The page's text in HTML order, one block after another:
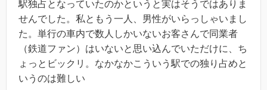
駅独占となっていたのかというと実はそうではありま
せんでした。私ともう一人、男性がいらっしゃいまし
た。単行の車内で数人しかいないお客さんで同業者
（鉄道ファン）はいないと思い込んでいただけに、ち
ょっとビックリ。なかなかこういう駅での独り占めと
いうのは難しい